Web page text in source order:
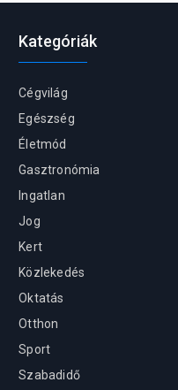
Kategóriák
Cégvilág
Egészség
Életmód
Gasztronómia
Ingatlan
Jog
Kert
Közlekedés
Oktatás
Otthon
Sport
Szabadidő